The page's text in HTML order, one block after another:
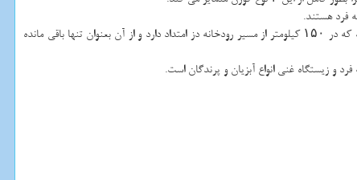
فرد هستند.
به گزارش نت واش به نقل از مهر، پارك ملی دز واقع در میانرود دزفول با برخورداری از ۱۷ هزار هكتار مساحت، زیستگاه گونه های مختلف جانوری خصوصاً گوزن زرد ایرانی است كه در ۱۵۰ كیلومتر از مسیر رودخانه دز امتداد دارد و از آن بعنوان تنها باقی مانده
و زیستگاه غنی انواع آبزیان و پرندگان است.